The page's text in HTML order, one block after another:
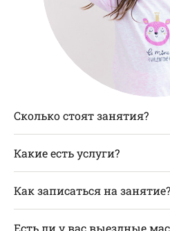
Сколько стоят занятия?
Какие есть услуги?
Как записаться на занятие?
Есть ли у вас выездные